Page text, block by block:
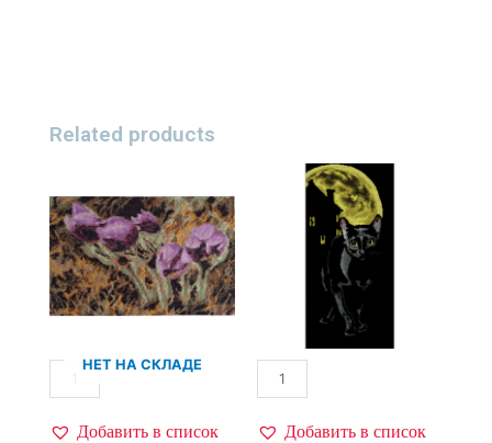
Related products
НЕТ НА СКЛАДЕ
Добавить в список
Добавить в список